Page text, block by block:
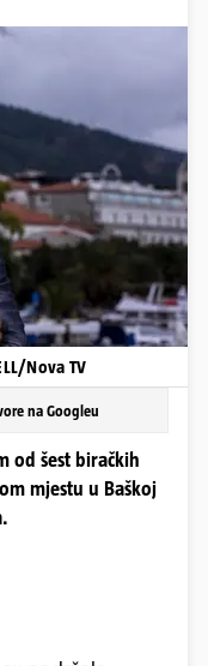
Nova TV
na Googleu
od šest biračkih
mjestu u Baškoj